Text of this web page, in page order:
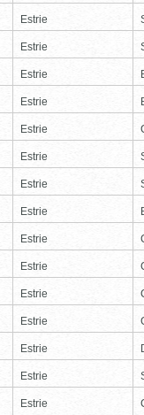
Estrie
Estrie
Estrie
Estrie
Estrie
Estrie
Estrie
Estrie
Estrie
Estrie
Estrie
Estrie
Estrie
Estrie
Estrie